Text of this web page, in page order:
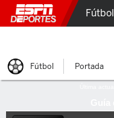
Fútbol
Fútbol Portada